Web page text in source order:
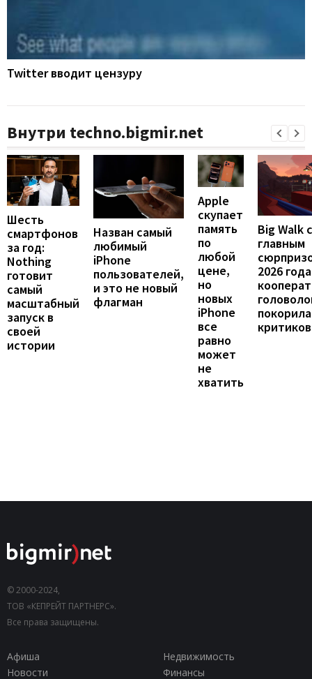
Twitter вводит цензуру
Внутри techno.bigmir.net
Шесть
смартфонов
за год:
Nothing
готовит
самый
масштабный
запуск в
своей
истории
Назван самый
любимый
iPhone
пользователей,
и это не новый
флагман
Apple
скупает
память
по
любой
цене,
но
новых
iPhone
все
равно
может
не
хватить
Big Walk
главным
2026
покорила
критиков
© 2000-2024,
ТОВ «КЕПРЕЙТ ПАРТНЕРС».
Все права защищены.
Афиша
Недвижимость
Новости
Финансы